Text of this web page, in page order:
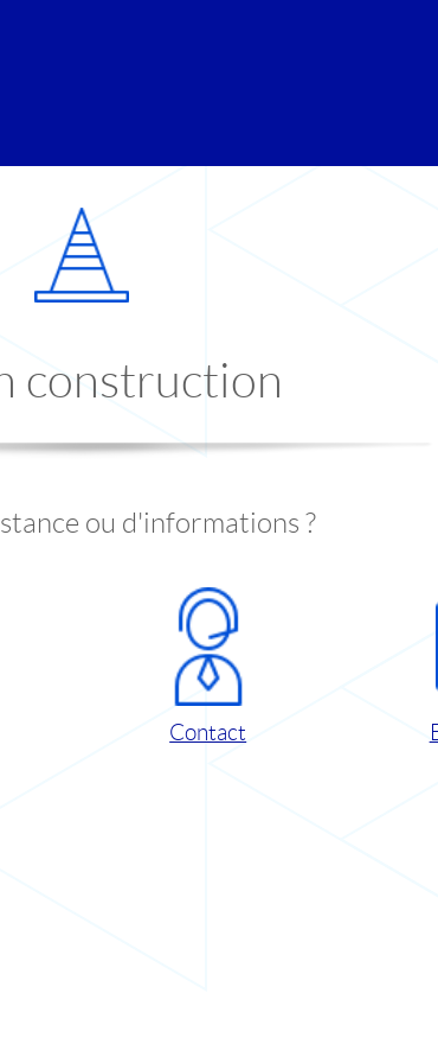
construction
ou d'informations ?
Contact